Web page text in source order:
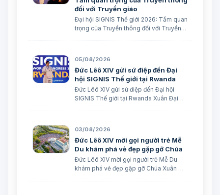
đối với Truyền giáo
Đại hội SIGNIS Thế giới 2026: Tầm quan
trọng của Truyền thông đối với Truyền
05/08/2026
Đức Lêô XIV gửi sứ điệp đến Đại
hội SIGNIS Thế giới tại Rwanda
Đức Lêô XIV gửi sứ điệp đến Đại hội
SIGNIS Thế giới tại Rwanda Xuân Đại
Cha Lêô XIV kêu gọi những người làm
truyền thông C…
03/08/2026
Đức Lêô XIV mời gọi người trẻ Mễ
Du khám phá vẻ đẹp gặp gỡ Chúa
Đức Lêô XIV mời gọi người trẻ Mễ Du
khám phá vẻ đẹp gặp gỡ Chúa Xuân Đại